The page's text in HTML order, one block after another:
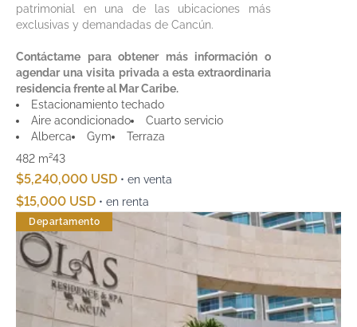
patrimonial en una de las ubicaciones más
exclusivas y demandadas de Cancún.
Contáctame para obtener más información o
agendar una visita privada a esta extraordinaria
residencia frente al Mar Caribe.
Estacionamiento techado
Aire acondicionado
Cuarto servicio
Alberca
Gym
Terraza
482 m²43
$5,240,000 USD • en venta
$15,000 USD • en renta
Departamento